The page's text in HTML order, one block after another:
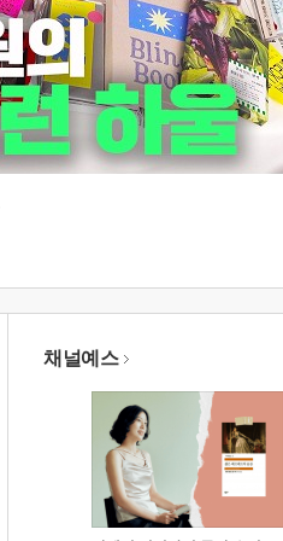
채널예스